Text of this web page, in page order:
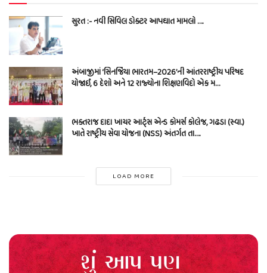
સુરત :- નવી સિવિલ ડોક્ટર આપઘાત મામલો ….
અંબાજીમાં ‘સિનર્જિયા ભારતમ–2026’ની આંતરરાષ્ટ્રીય પરિષદ
યોજાઈ, 6 દેશો અને 12 રાજ્યોના શિક્ષણવિદો એક મ…
ભક્તરાજ દાદા ખાચર આર્ટ્સ એન્ડ કોમર્સ કોલેજ, ગઢડા (સ્વા.)
ખાતે રાષ્ટ્રીય સેવા યોજના (NSS) અંતર્ગત તા….
LOAD MORE